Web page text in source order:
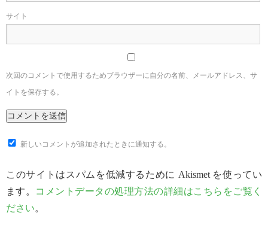
サイト
次回のコメントで使用するためブラウザーに自分の名前、メールアドレス、サ
イトを保存する。
新しいコメントが追加されたときに通知する。
このサイトはスパムを低減するために Akismet を使ってい
ます。 コメントデータの処理方法の詳細はこちらをご覧く
ださい。